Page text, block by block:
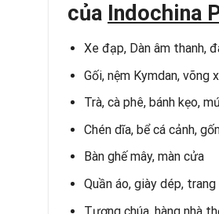
của Indochina
Xe đạp, Dàn âm thanh,
Gối, nệm Kymdan, võng
Trà, cà phê, bánh kẹo,
Chén dĩa, bể cá cảnh,
Bàn ghế mây, màn cửa
Quần áo, giày dép,
Tượng chúa, hàng nhà